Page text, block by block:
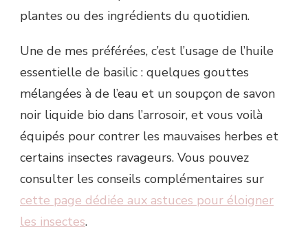
plantes ou des ingrédients du quotidien.
Une de mes préférées, c’est l’usage de l’huile
essentielle de basilic : quelques gouttes
mélangées à de l’eau et un soupçon de savon
noir liquide bio dans l’arrosoir, et vous voilà
équipés pour contrer les mauvaises herbes et
certains insectes ravageurs. Vous pouvez
consulter les conseils complémentaires sur
cette page dédiée aux astuces pour éloigner
les insectes.